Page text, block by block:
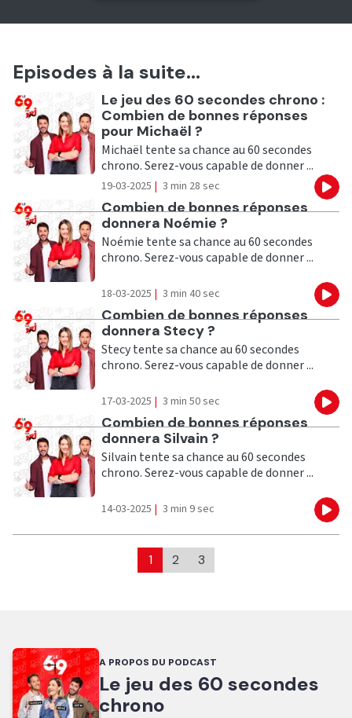
Episodes à la suite...
Ecouter
Le jeu des 60 secondes chrono :
Combien de bonnes réponses
pour Michaël ?
Michaël tente sa chance au 60 secondes
chrono. Serez-vous capable de donner ...
19-03-2025 | 3 min 28 sec
Ecouter
Combien de bonnes réponses
donnera Noémie ?
Noémie tente sa chance au 60 secondes
chrono. Serez-vous capable de donner ...
18-03-2025 | 3 min 40 sec
Ecouter
Combien de bonnes réponses
donnera Stecy ?
Stecy tente sa chance au 60 secondes
chrono. Serez-vous capable de donner ...
17-03-2025 | 3 min 50 sec
Ecouter
Combien de bonnes réponses
donnera Silvain ?
Silvain tente sa chance au 60 secondes
chrono. Serez-vous capable de donner ...
14-03-2025 | 3 min 9 sec
1 2 3
A PROPOS DU PODCAST
Le jeu des 60 secondes
chrono